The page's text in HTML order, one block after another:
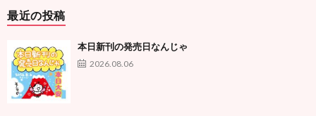
最近の投稿
本日新刊の発売日なんじゃ
2026.08.06